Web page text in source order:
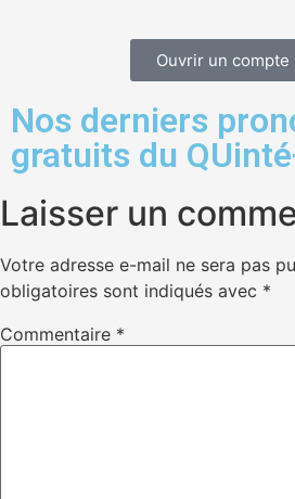
Ouvrir un compte
Nos derniers
gratuits du
Laisser un
Votre adresse e-mail ne sera pas
obligatoires sont indiqués avec *
Commentaire *